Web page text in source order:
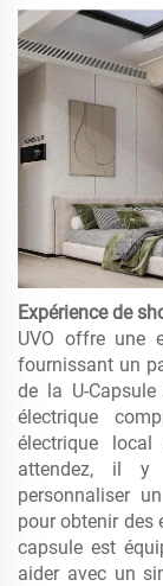
Expérience de
UVO offre une
fournissant un
de la U-
électrique
électrique
attendez, il y
personnaliser
pour obtenir des
capsule est
aider avec un